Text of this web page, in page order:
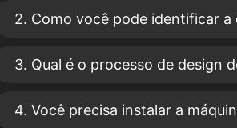
2. Como você pode identificar a
3. Qual é o processo de design
4. Você precisa instalar a